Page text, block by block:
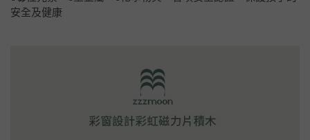
安全及健康